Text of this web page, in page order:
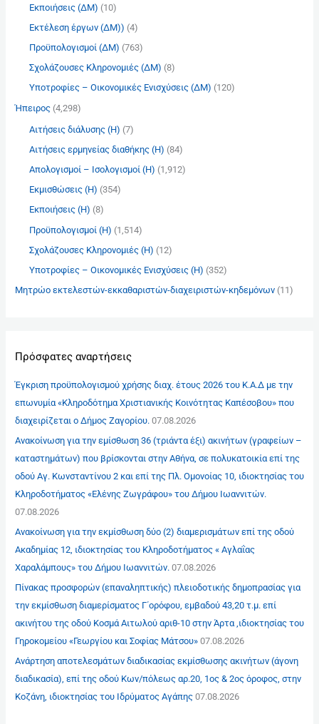
Εκποιήσεις (ΔΜ) (10)
Εκτέλεση έργων (ΔΜ)) (4)
Προϋπολογισμοί (ΔΜ) (763)
Σχολάζουσες Κληρονομιές (ΔΜ) (8)
Υποτροφίες – Οικονομικές Ενισχύσεις (ΔΜ) (120)
Ήπειρος(4,298)
Αιτήσεις διάλυσης (Η) (7)
Αιτήσεις ερμηνείας διαθήκης (Η) (84)
Απολογισμοί – Ισολογισμοί (Η) (1,912)
Εκμισθώσεις (Η) (354)
Εκποιήσεις (Η) (8)
Προϋπολογισμοί (Η) (1,514)
Σχολάζουσες Κληρονομιές (Η) (12)
Υποτροφίες – Οικονομικές Ενισχύσεις (Η) (352)
Μητρώο εκτελεστών-εκκαθαριστών-διαχειριστών-κηδεμόνων(11)
Πρόσφατες αναρτήσεις
Έγκριση προϋπολογισμού χρήσης διαχ. έτους 2026 του Κ.Α.Δ με την
επωνυμία «Κληροδότημα Χριστιανικής Κοινότητας Καπέσοβου» που
διαχειρίζεται ο Δήμος Ζαγορίου. 07.08.2026
Ανακοίνωση για την εμίσθωση 36 (τριάντα έξι) ακινήτων (γραφείων –
καταστημάτων) που βρίσκονται στην Αθήνα, σε πολυκατοικία επί της
οδού Αγ. Κωνσταντίνου 2 και επί της Πλ. Ομονοίας 10, ιδιοκτησίας του
Κληροδοτήματος «Ελένης Ζωγράφου» του Δήμου Ιωαννιτών.
07.08.2026
Ανακοίνωση για την εκμίσθωση δύο (2) διαμερισμάτων επί της οδού
Ακαδημίας 12, ιδιοκτησίας του Κληροδοτήματος « Αγλαΐας
Χαραλάμπους» του Δήμου Ιωαννιτών. 07.08.2026
Πίνακας προσφορών (επαναληπτικής) πλειοδοτικής δημοπρασίας για
την εκμίσθωση διαμερίσματος Γ΄ορόφου, εμβαδού 43,20 τ.μ. επί
ακινήτου της οδού Κοσμά Αιτωλού αριθ-10 στην Άρτα ,ιδιοκτησίας του
Γηροκομείου «Γεωργίου και Σοφίας Μάτσου» 07.08.2026
Ανάρτηση αποτελεσμάτων διαδικασίας εκμίσθωσης ακινήτων (άγονη
διαδικασία), επί της οδού Κων/πόλεως αρ.20, 1ος & 2ος όροφος, στην
Κοζάνη, ιδιοκτησίας του Ιδρύματος Αγάπης 07.08.2026